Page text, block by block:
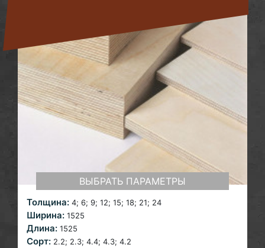
ВЫБРАТЬ ПАРАМЕТРЫ
Толщина: 4; 6; 9; 12; 15; 18; 21; 24
Ширина: 1525
Длина: 1525
Сорт: 2.2; 2.3; 4.4; 4.3; 4.2